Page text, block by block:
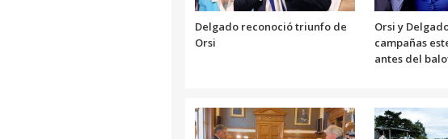
Delgado reconoció triunfo de
Orsi
Orsi y
campañas
antes del